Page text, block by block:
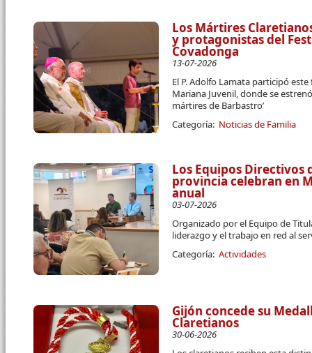
Los Mártires
y protagonistas del
Covadonga
13-07-2026
El P. Adolfo Lamata participó
Mariana Juvenil, donde se
mártires de Barbastro’
Categoría: Noticias de Familia
Los Equipos Directivos
provincia celebran en
anual
03-07-2026
Organizado por el Equipo de
liderazgo y el trabajo en red al
Categoría: Actividades
Gijón concede su
Claretianos
30-06-2026